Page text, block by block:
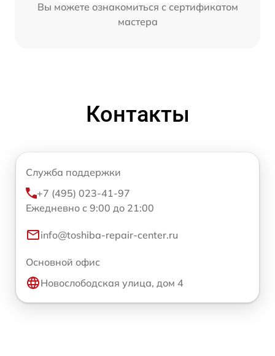
Вы можете ознакомиться с сертификатом
мастера
Контакты
Служба поддержки
+7 (495) 023-41-97
Ежедневно с 9:00 до 21:00
info@toshiba-repair-center.ru
Основной офис
Новослободская улица, дом 4